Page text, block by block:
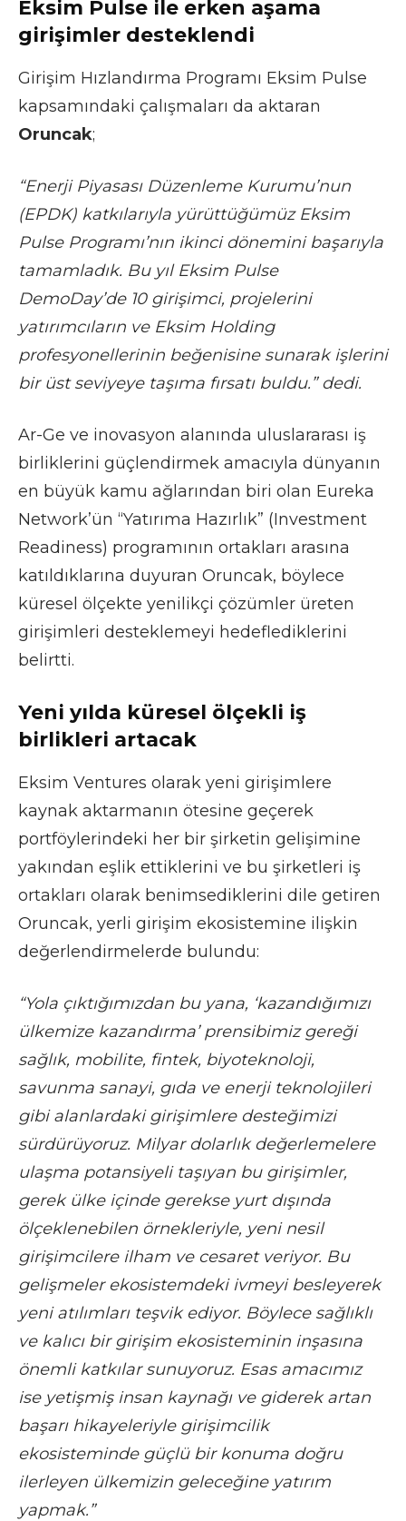
Eksim Pulse ile erken aşama
girişimler desteklendi
Girişim Hızlandırma Programı Eksim Pulse
kapsamındaki çalışmaları da aktaran
Oruncak;
“Enerji Piyasası Düzenleme Kurumu’nun
(EPDK) katkılarıyla yürüttüğümüz Eksim
Pulse Programı’nın ikinci dönemini başarıyla
tamamladık. Bu yıl Eksim Pulse
DemoDay’de 10 girişimci, projelerini
yatırımcıların ve Eksim Holding
profesyonellerinin beğenisine sunarak işlerini
bir üst seviyeye taşıma fırsatı buldu.” dedi.
Ar-Ge ve inovasyon alanında uluslararası iş
birliklerini güçlendirmek amacıyla dünyanın
en büyük kamu ağlarından biri olan Eureka
Network’ün “Yatırıma Hazırlık” (Investment
Readiness) programının ortakları arasına
katıldıklarına duyuran Oruncak, böylece
küresel ölçekte yenilikçi çözümler üreten
girişimleri desteklemeyi hedeflediklerini
belirtti.
Yeni yılda küresel ölçekli iş
birlikleri artacak
Eksim Ventures olarak yeni girişimlere
kaynak aktarmanın ötesine geçerek
portföylerindeki her bir şirketin gelişimine
yakından eşlik ettiklerini ve bu şirketleri iş
ortakları olarak benimsediklerini dile getiren
Oruncak, yerli girişim ekosistemine ilişkin
değerlendirmelerde bulundu:
“Yola çıktığımızdan bu yana, ‘kazandığımızı
ülkemize kazandırma’ prensibimiz gereği
sağlık, mobilite, fintek, biyoteknoloji,
savunma sanayi, gıda ve enerji teknolojileri
gibi alanlardaki girişimlere desteğimizi
sürdürüyoruz. Milyar dolarlık değerlemelere
ulaşma potansiyeli taşıyan bu girişimler,
gerek ülke içinde gerekse yurt dışında
ölçeklenebilen örnekleriyle, yeni nesil
girişimcilere ilham ve cesaret veriyor. Bu
gelişmeler ekosistemdeki ivmeyi besleyerek
yeni atılımları teşvik ediyor. Böylece sağlıklı
ve kalıcı bir girişim ekosisteminin inşasına
önemli katkılar sunuyoruz. Esas amacımız
ise yetişmiş insan kaynağı ve giderek artan
başarı hikayeleriyle girişimcilik
ekosisteminde güçlü bir konuma doğru
ilerleyen ülkemizin geleceğine yatırım
yapmak.”